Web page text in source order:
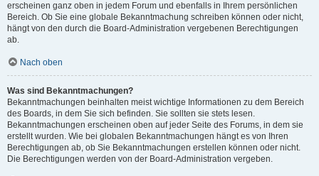
erscheinen ganz oben in jedem Forum und ebenfalls in Ihrem persönlichen
Bereich. Ob Sie eine globale Bekanntmachung schreiben können oder nicht,
hängt von den durch die Board-Administration vergebenen Berechtigungen
ab.
Nach oben
Was sind Bekanntmachungen?
Bekanntmachungen beinhalten meist wichtige Informationen zu dem Bereich
des Boards, in dem Sie sich befinden. Sie sollten sie stets lesen.
Bekanntmachungen erscheinen oben auf jeder Seite des Forums, in dem sie
erstellt wurden. Wie bei globalen Bekanntmachungen hängt es von Ihren
Berechtigungen ab, ob Sie Bekanntmachungen erstellen können oder nicht.
Die Berechtigungen werden von der Board-Administration vergeben.